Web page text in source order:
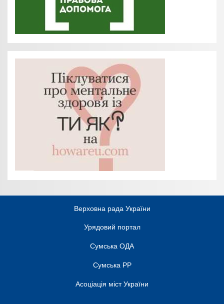
Верховна рада України
Урядовий портал
Сумська ОДА
Сумська РР
Асоціація міст України